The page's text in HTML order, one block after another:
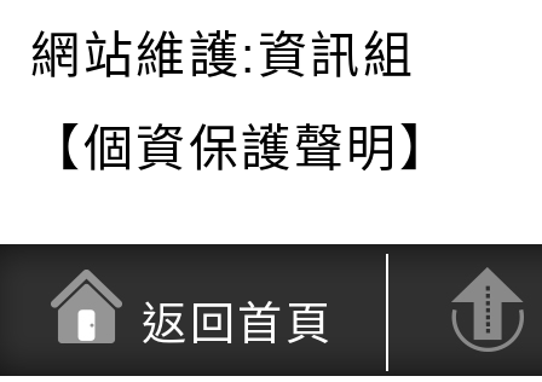
網站維護:資訊組
【個資保護聲明】
返回首頁